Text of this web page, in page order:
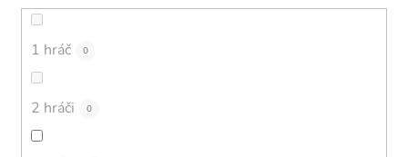
1 hráč 0
2 hráči 0